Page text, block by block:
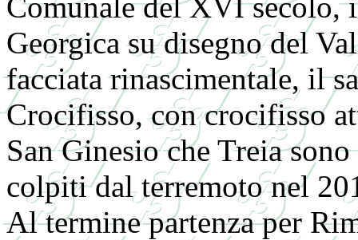
Georgica su disegno del
facciata rinascimentale, il
Crocifisso, con crocifisso
San Ginesio che Treia
colpiti dal terremoto nel
Al termine partenza per